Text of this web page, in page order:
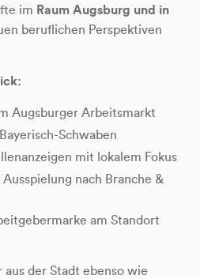
im Raum Augsburg und in
beruflichen Perspektiven
Augsburger Arbeitsmarkt
Schwaben
mit lokalem Fokus
nach Branche &
am Standort
der Stadt ebenso wie